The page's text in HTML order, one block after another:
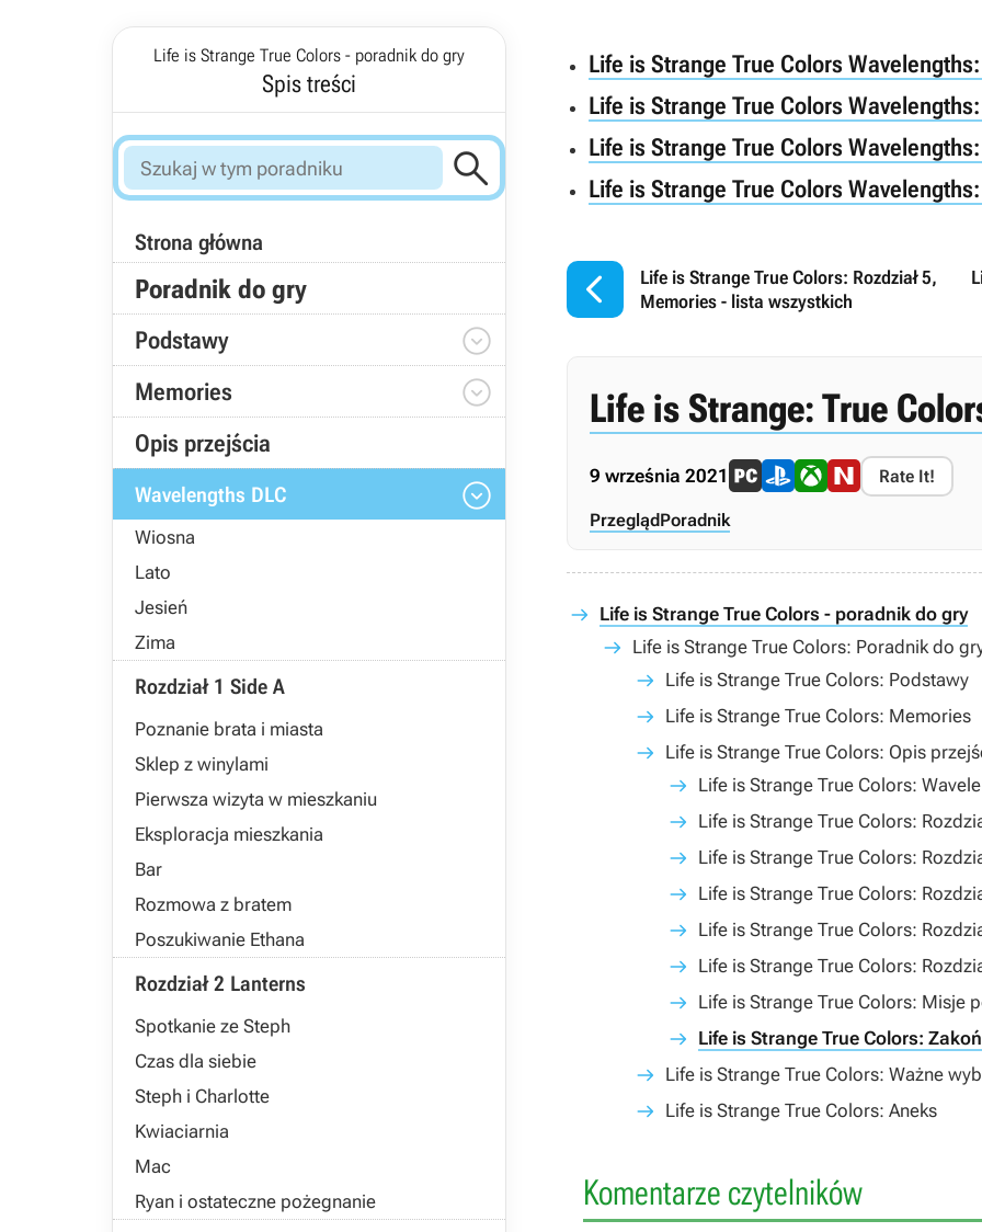
Life is Strange True Colors - poradnik do gry
Spis treści

Strona główna
Poradnik do gry
Podstawy 
Memories 
Opis przejścia
Wavelengths DLC 
Wiosna
Lato
Jesień
Zima
Rozdział 1 Side A
Poznanie brata i miasta
Sklep z winylami
Pierwsza wizyta w mieszkaniu
Eksploracja mieszkania
Bar
Rozmowa z bratem
Poszukiwanie Ethana
Rozdział 2 Lanterns
Spotkanie ze Steph
Czas dla siebie
Steph i Charlotte
Kwiaciarnia
Mac
Ryan i ostateczne pożegnanie
Life is Strange True Colors
Life is Strange True Colors
Life is Strange True Colors
Life is Strange True Colors

Life is Strange True Colors: Rozdział 5,
Memories - lista wszystkich
Life is Strange: True
9 września 2021 Rate It!
PrzeglądPoradnik
Life is Strange True Colors - poradnik do gry
Life is Strange True Colors: Poradnik do
Life is Strange True Colors: Podstawy
Life is Strange True Colors: Memories
Life is Strange True Colors: Opis
Life is Strange True Colors:
Life is Strange True Colors:
Life is Strange True Colors:
Life is Strange True Colors:
Life is Strange True Colors:
Life is Strange True Colors:
Life is Strange True Colors: Misje
Life is Strange True Colors:
Life is Strange True Colors: Ważne
Life is Strange True Colors: Aneks
Komentarze czytelników